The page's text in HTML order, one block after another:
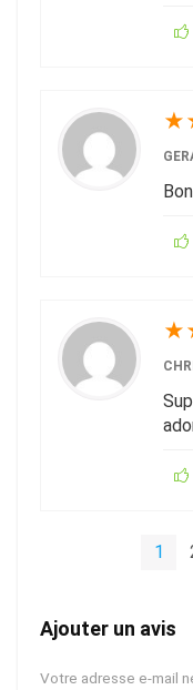
★
★
1
Ajouter un avis
Votre adresse e-mail